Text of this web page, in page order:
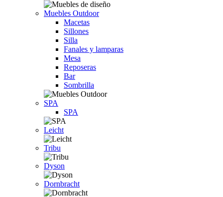
Muebles Outdoor
Macetas
Sillones
Silla
Fanales y lamparas
Mesa
Reposeras
Bar
Sombrilla
SPA
SPA
Leicht
Tribu
Dyson
Dornbracht